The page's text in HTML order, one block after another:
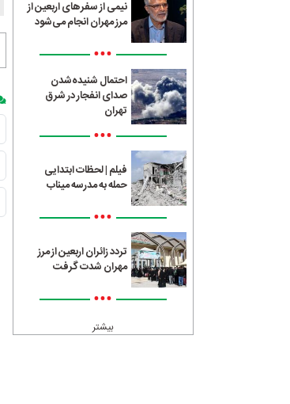
نیمی از سفرهای اربعین از
مرز مهران انجام می‌شود
•••
احتمال شنیده‌شدن
صدای انفجار در شرق
تهران
•••
فیلم | لحظات ابتدایی
حمله به مدرسه میناب
•••
تردد زائران اربعین از مرز
مهران شدت گرفت
•••
بیشتر